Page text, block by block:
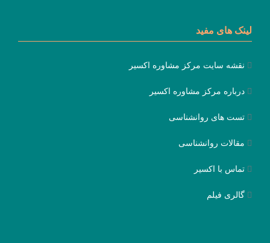
لینک های مفید
نقشه سایت مرکز مشاوره اکسیر
درباره مرکز مشاوره اکسیر
تست های روانشناسی
مقالات روانشناسی
تماس با اکسیر
گالری فیلم